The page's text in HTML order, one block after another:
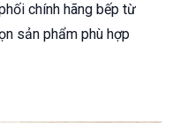
chính hãng bếp từ
sản phẩm phù hợp